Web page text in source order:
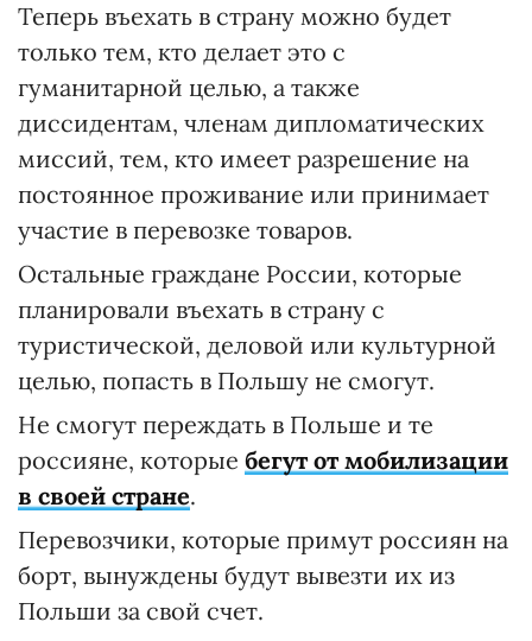
Теперь въехать в страну можно будет
только тем, кто делает это с
гуманитарной целью, а также
диссидентам, членам дипломатических
миссий, тем, кто имеет разрешение на
постоянное проживание или принимает
участие в перевозке товаров.
Остальные граждане России, которые
планировали въехать в страну с
туристической, деловой или культурной
целью, попасть в Польшу не смогут.
Не смогут переждать в Польше и те
россияне, которые бегут от мобилизации
в своей стране.
Перевозчики, которые примут россиян на
борт, вынуждены будут вывезти их из
Польши за свой счет.